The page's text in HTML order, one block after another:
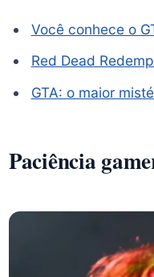
Você conhece o
Red Dead
GTA: o maior
Paciência